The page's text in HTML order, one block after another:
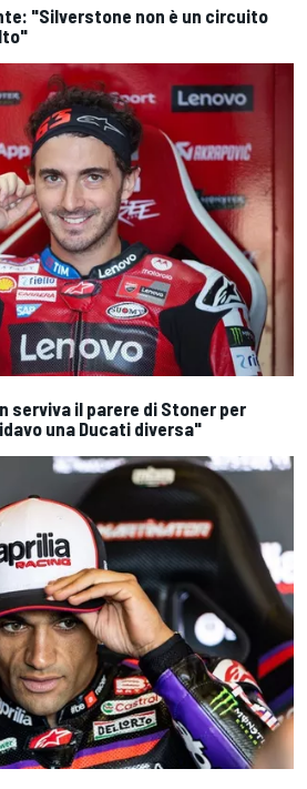
"Silverstone non è un circuito
serviva il parere di Stoner per
una Ducati diversa"